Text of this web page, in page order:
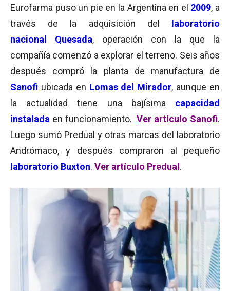
Eurofarma puso un pie en la Argentina en el 2009, a
través de la adquisición del
laboratorio
nacional Quesada, operación con la que la
compañía comenzó a explorar el terreno. Seis años
después compró la planta de manufactura de
Sanofi ubicada en Lomas del Mirador, aunque en
la actualidad tiene una bajísima capacidad
instalada en funcionamiento.Ver artículo Sanofi.
Luego sumó Predual y otras marcas del laboratorio
Andrómaco, y después compraron al pequeño
laboratorio Buxton. Ver artículo Predual .